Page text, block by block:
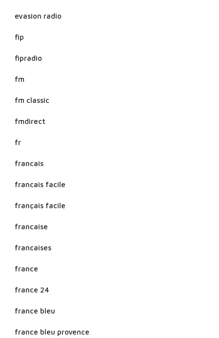
evasion radio
fip
fipradio
fm
fm classic
fmdirect
fr
francais
francais facile
français facile
francaise
francaises
france
france 24
france bleu
france bleu provence